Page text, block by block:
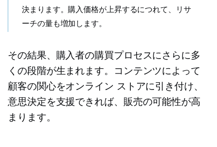
決まります。購入価格が上昇するにつれて、リサ
ーチの量も増加します。
その結果、購入者の購買プロセスにさらに多
くの段階が生まれます。コンテンツによって
顧客の関心をオンライン ストアに引き付け、
意思決定を支援できれば、販売の可能性が高
まります。